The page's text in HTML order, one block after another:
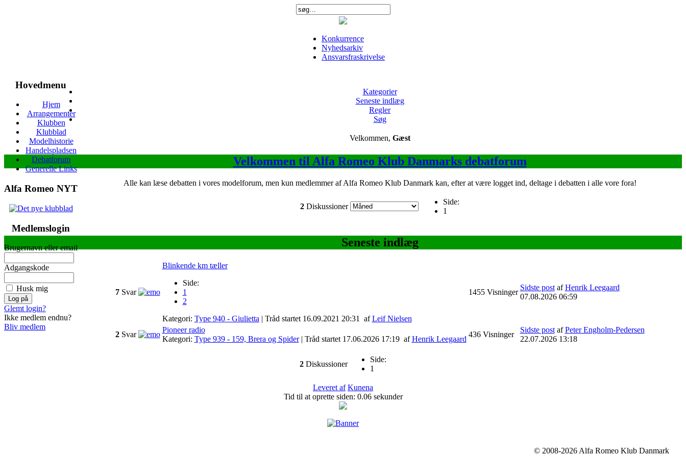
Konkurrence
Nyhedsarkiv
Ansvarsfraskrivelse
Hovedmenu
Hjem
Arrangementer
Klubben
Klubblad
Modelhistorie
Handelspladsen
Debatforum
Generelle Links
Alfa Romeo NYT
Medlemslogin
Brugernavn eller email
Adgangskode
Husk mig
Glemt login?
Ikke medlem endnu?
Bliv medlem
Kategorier
Seneste indlæg
Regler
Søg
Velkommen, Gæst
Velkommen til Alfa Romeo Klub Danmarks debatforum
Alle kan læse debatten i vores modelforum, men kun medlemmer af Alfa Romeo Klub Danmark kan, efter at være logget ind, deltage i debatten i alle vore fora!
2 Diskussioner
Side:
1
Seneste indlæg
7 Svar
Blinkende km tæller
Side:
1
2
Kategori: Type 940 - Giulietta | Tråd startet 16.09.2021 20:31 afLeif Nielsen
1455 Visninger
Sidste postafHenrik Leegaard
07.08.2026 06:59
2 Svar
Pioneer radio
Kategori: Type 939 - 159, Brera og Spider | Tråd startet 17.06.2026 17:19 afHenrik Leegaard
436 Visninger
Sidste postafPeter Engholm-Pedersen
22.07.2026 13:18
2 Diskussioner
Side:
1
Leveret af Kunena
Tid til at oprette siden: 0.06 sekunder
© 2008-2026 Alfa Romeo Klub Danmark